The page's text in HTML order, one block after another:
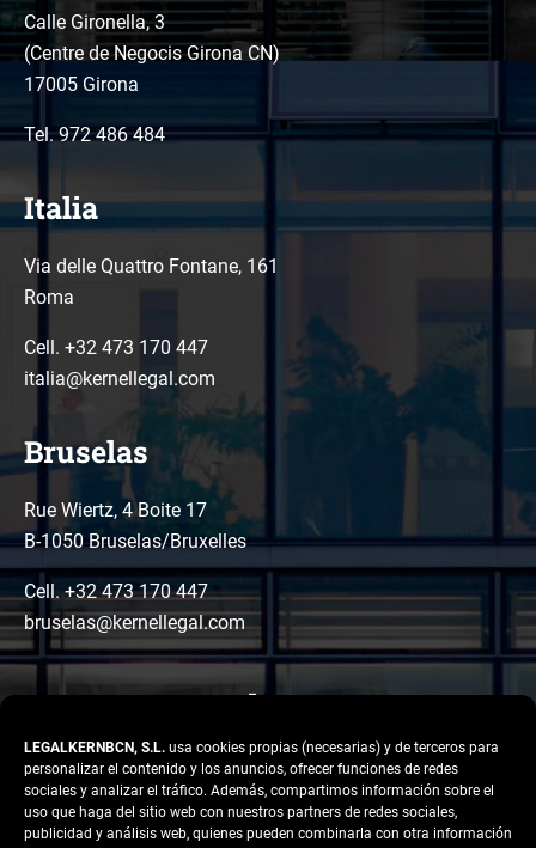
LEGALKERNBCN, S.L. usa cookies propias (necesarias) y de terceros para
personalizar el contenido y los anuncios, ofrecer funciones de redes
sociales y analizar el tráfico. Además, compartimos información sobre el
uso que haga del sitio web con nuestros partners de redes sociales,
publicidad y análisis web, quienes pueden combinarla con otra información
Calle Gironella, 3
(Centre de Negocis Girona CN)
17005 Girona
Tel.972 486 484
Italia
Via delle Quattro Fontane, 161
Roma
Cell. +32 473 170 447
italia@kernellegal.com
Bruselas
Rue Wiertz, 4 Boite 17
B-1050 Bruselas/Bruxelles
Cell. +32 473 170 447
bruselas@kernellegal.com